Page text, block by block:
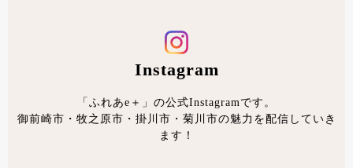
Instagram
「ふれあe＋」の公式Instagramです。
御前崎市・牧之原市・掛川市・菊川市の魅力を配信していき
ます！